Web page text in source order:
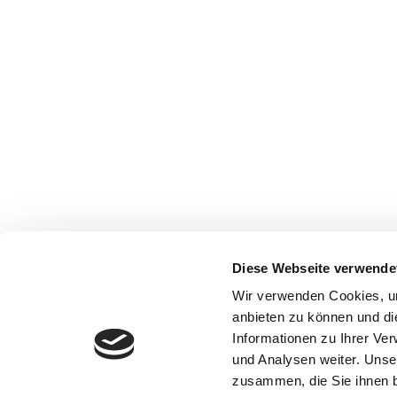
Diese Webseite
Wir verwenden Cookies,
anbieten zu können und
Informationen zu Ihrer
und Analysen weiter.
zusammen, die Sie ihnen